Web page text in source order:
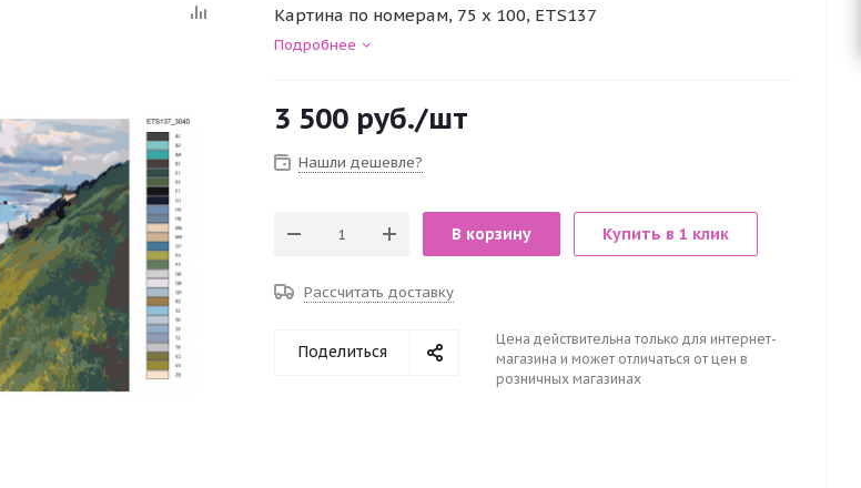
Картина по номерам, 75 x 100, ETS137
Подробнее
3 500 руб./шт
Нашли дешевле?
В корзину Купить в 1 клик
Рассчитать доставку
Поделиться
Цена действительна только для интернет-
магазина и может отличаться от цен в
розничных магазинах